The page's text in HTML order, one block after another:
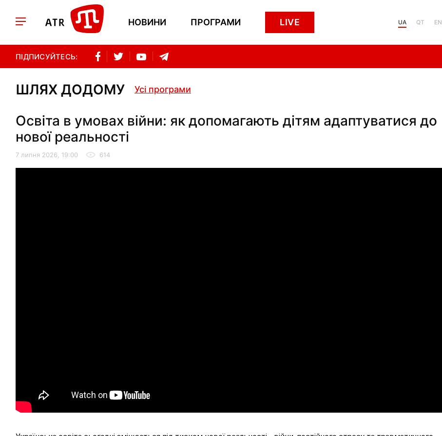
НОВИНИ ПРОГРАМИ LIVE UA QT EN
ПІДПИСУЙТЕСЬ:
ШЛЯХ ДОДОМУ Усі програми
Освіта в умовах війни: як допомагають дітям адаптуватися до
нової реальності
7 липня 2026, 19:00 614